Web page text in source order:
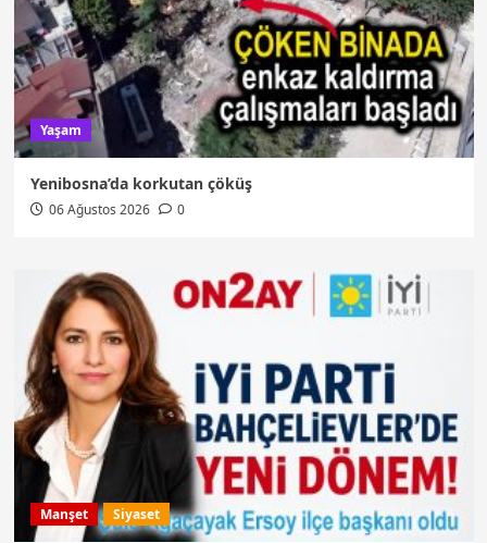
Yaşam
Yenibosna’da korkutan çöküş
06 Ağustos 2026 0
Manşet Siyaset